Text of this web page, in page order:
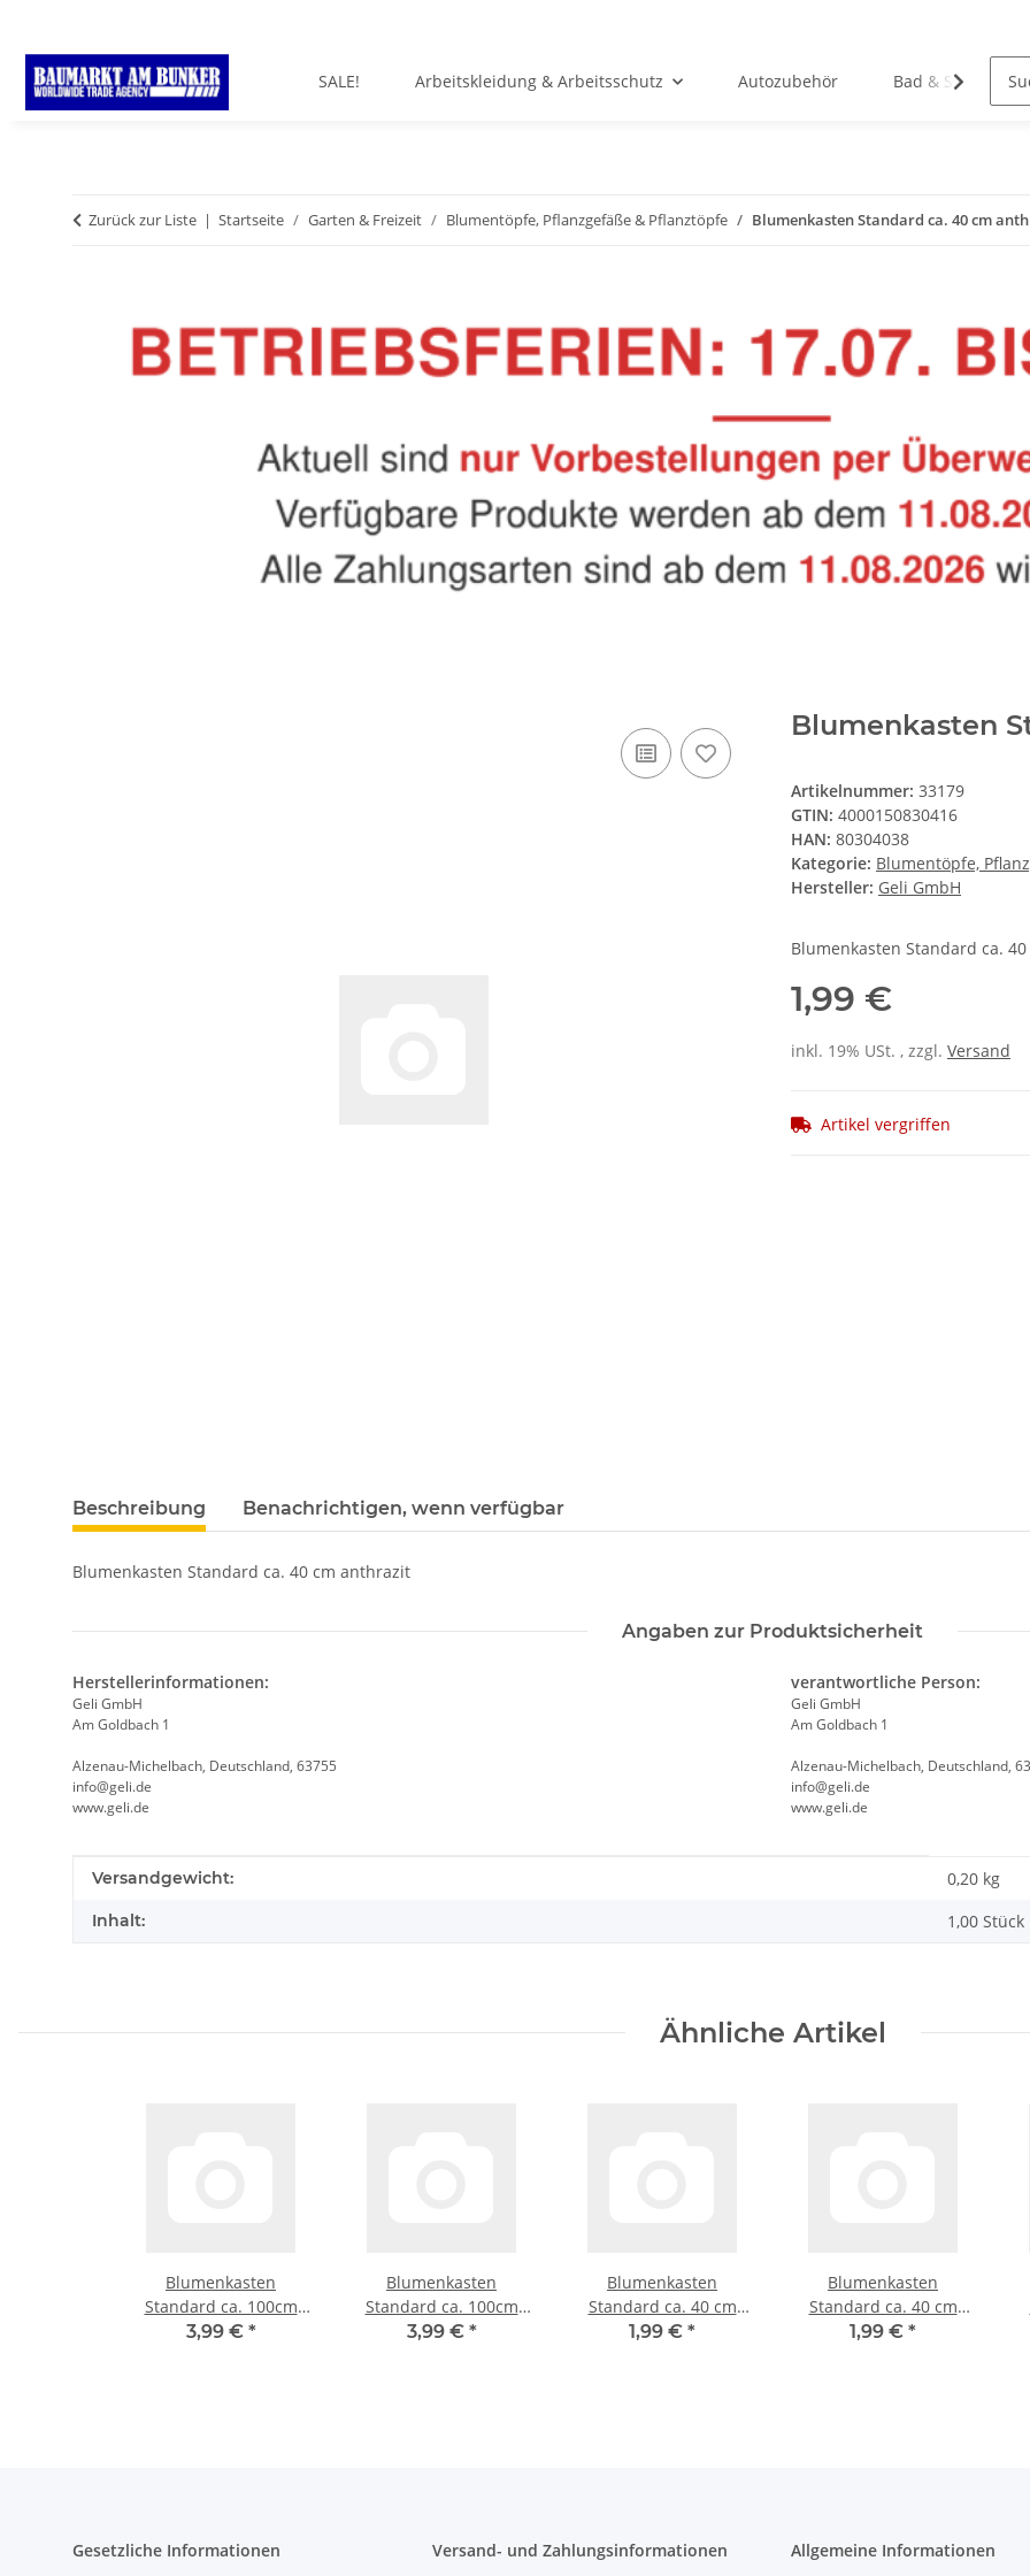
SALE! Arbeitskleidung & Arbeitsschutz Autozubehör Bad & Sanitär
Zurück zur Liste Startseite Garten & Freizeit Blumentöpfe, Pflanzgefäße & Pflanztöpfe Blumenkasten Standard ca. 40 cm
Blumenkasten
Artikelnummer: 33179
GTIN: 4000150830416
HAN: 80304038
Kategorie: Blumentöpfe,
Hersteller: Geli GmbH
Blumenkasten Standard ca.
1,99 €
inkl. 19% USt. , zzgl. Versand
Artikel vergriffen
Beschreibung Benachrichtigen, wenn verfügbar
Blumenkasten Standard ca. 40 cm anthrazit
Angaben zur Produktsicherheit
Herstellerinformationen:
Geli GmbH
Am Goldbach 1
Alzenau-Michelbach, Deutschland, 63755
info@geli.de
www.geli.de
verantwortliche Person:
Geli GmbH
Am Goldbach 1
Alzenau-Michelbach, Deutschland,
info@geli.de
www.geli.de
Produkteigenschaft
Wert
Versandgewicht: 0,20 kg
Inhalt: 1,00 Stück
Ähnliche Artikel
Blumenkasten
Standard ca. 100cm
weiß
3,99 € *
Blumenkasten
Standard ca. 100cm
anthrazit
3,99 € *
Blumenkasten
Standard ca. 40 cm
anthrazit
1,99 € *
Blumenkasten
Standard ca. 40 cm
weiß
1,99 € *
Gesetzliche Informationen Versand- und Zahlungsinformationen Allgemeine Informationen